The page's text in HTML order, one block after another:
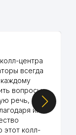
центра
всегда
каждому
вопросы.
речь,
их
этот колл-